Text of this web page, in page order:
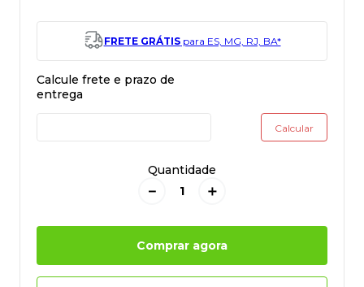
FRETE GRÁTISpara ES, MG, RJ, BA*
Quantidade
＋
－
Comprar agora